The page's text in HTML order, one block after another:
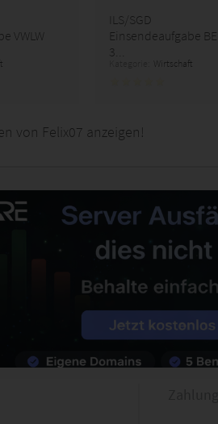
VWLW
ILS/SGD
Einsendeaufgabe
3...
Wirtschaft
von Felix07 anzeigen!